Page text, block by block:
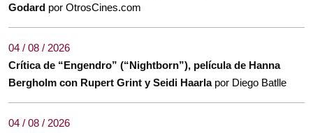
Godard por OtrosCines.com
04 / 08 / 2026
Crítica de “Engendro” (“Nightborn”), película de Hanna
Bergholm con Rupert Grint y Seidi Haarla por Diego Batlle
04 / 08 / 2026